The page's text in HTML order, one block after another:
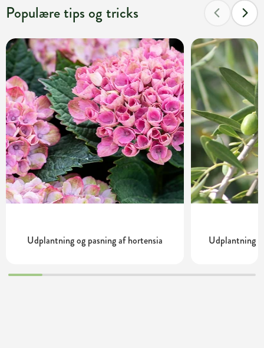
Populære tips og tricks
Udplantning og pasning af hortensia Udplantning